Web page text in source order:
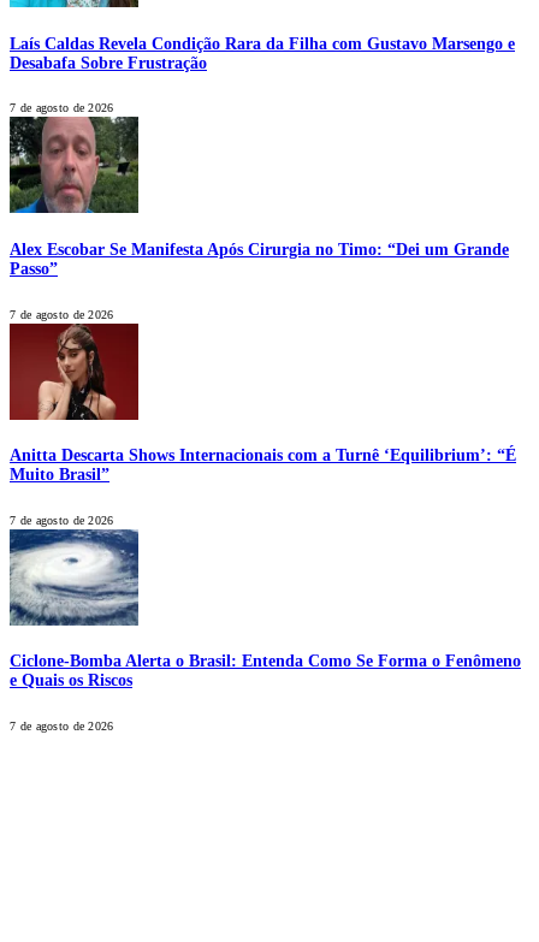
Laís Caldas Revela Condição Rara da Filha com Gustavo Marsengo e
Desabafa Sobre Frustração
7 de agosto de 2026
Alex Escobar Se Manifesta Após Cirurgia no Timo: “Dei um Grande
Passo”
7 de agosto de 2026
Anitta Descarta Shows Internacionais com a Turnê ‘Equilibrium’: “É
Muito Brasil”
7 de agosto de 2026
Ciclone-Bomba Alerta o Brasil: Entenda Como Se Forma o Fenômeno
e Quais os Riscos
7 de agosto de 2026